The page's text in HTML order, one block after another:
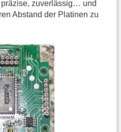
zuverlässig… und
Abstand der Platinen zu